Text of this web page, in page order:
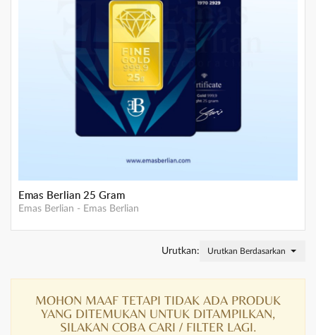
Emas Berlian 25 Gram
Emas Berlian - Emas Berlian
Urutkan: Urutkan Berdasarkan Stok
MOHON MAAF TETAPI TIDAK ADA PRODUK
YANG DITEMUKAN UNTUK DITAMPILKAN,
SILAKAN COBA CARI / FILTER LAGI.